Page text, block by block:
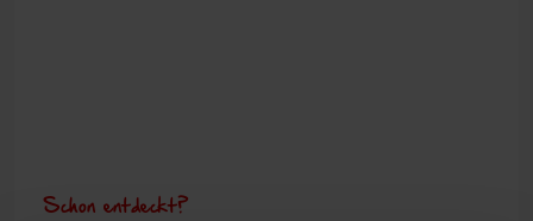
Schon entdeckt?